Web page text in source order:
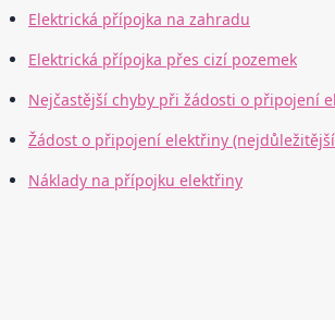
Elektrická přípojka na zahradu
Elektrická přípojka přes cizí pozemek
Nejčastější chyby při žádosti o připojení
Žádost o připojení elektřiny
Náklady na přípojku elektřiny